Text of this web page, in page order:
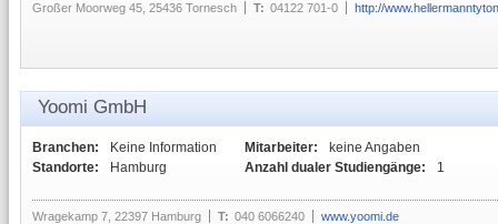
Großer Moorweg 45, 25436 Tornesch T: 04122 701-0 http://
Yoomi GmbH
Branchen:
Keine Information
Standorte:
Hamburg
Mitarbeiter:
keine Angaben
Anzahl dualer Studiengänge:
1
Wragekamp 7, 22397 Hamburg T: 040 6066240 www.yoomi.de